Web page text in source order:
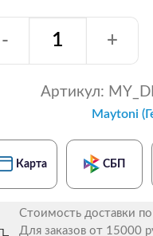
- +
Артикул:
Maytoni
Карта СБП
Стоимость доставки
Для заказов от 15000